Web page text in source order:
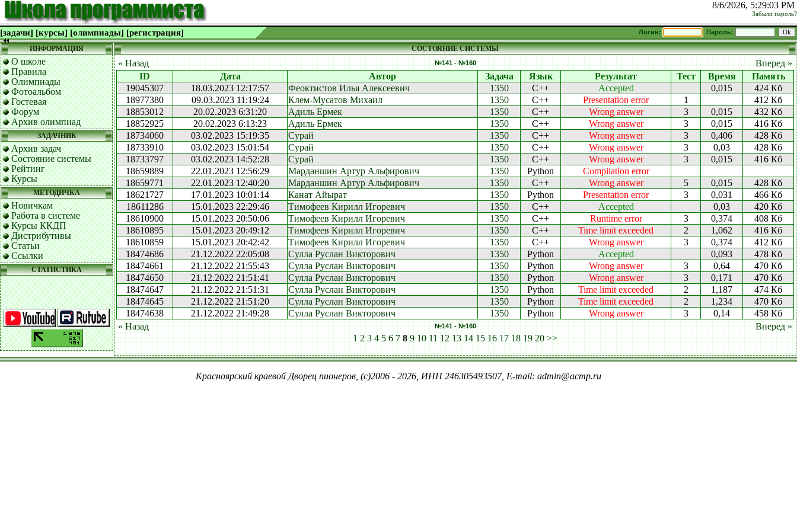
8/6/2026, 5:29:03 PM
Забыли пароль?
[задачи] [курсы] [олимпиады] [регистрация] Логин: Пароль:
ИНФОРМАЦИЯ
О школе
Правила
Олимпиады
Фотоальбом
Гостевая
Форум
Архив олимпиад
ЗАДАЧНИК
Архив задач
Состояние системы
Рейтинг
Курсы
МЕТОДИЧКА
Новичкам
Работа в системе
Курсы ККДП
Дистрибутивы
Статьи
Ссылки
СТАТИСТИКА
СОСТОЯНИЕ СИСТЕМЫ
« Назад №141 - №160
Вперед »
ID
Дата Автор Задача Язык Результат Тест Время
Память
19045307
18.03.2023 12:17:57 Феоктистов Илья Алексеевич 1350 C++ Accepted 0,015
424 Кб
18977380
09.03.2023 11:19:24 Клем-Мусатов Михаил 1350 C++ Presentation error 1
412 Кб
18853012
20.02.2023 6:31:20 Адиль Ермек 1350 C++ Wrong answer 3 0,015
432 Кб
18852925
20.02.2023 6:13:23 Адиль Ермек 1350 C++ Wrong answer 3 0,015
416 Кб
18734060
03.02.2023 15:19:35 Сурай 1350 C++ Wrong answer 3 0,406
428 Кб
18733910
03.02.2023 15:01:54 Сурай 1350 C++ Wrong answer 3 0,03
428 Кб
18733797
03.02.2023 14:52:28 Сурай 1350 C++ Wrong answer 3 0,015
416 Кб
18659889
22.01.2023 12:56:29 Марданшин Артур Альфирович 1350 Python
Compilation error
18659771
22.01.2023 12:40:20 Марданшин Артур Альфирович 1350 C++ Wrong answer 5 0,015
428 Кб
18621727
17.01.2023 10:01:14 Канат Айырат 1350 Python Presentation error 3 0,031
466 Кб
18611286
15.01.2023 22:29:46 Тимофеев Кирилл Игоревич 1350 C++ Accepted 0,03
420 Кб
18610900
15.01.2023 20:50:06 Тимофеев Кирилл Игоревич 1350 C++ Runtime error 3 0,374
408 Кб
18610895
15.01.2023 20:49:12 Тимофеев Кирилл Игоревич 1350 C++ Time limit exceeded 2 1,062
416 Кб
18610859
15.01.2023 20:42:42 Тимофеев Кирилл Игоревич 1350 C++ Wrong answer 3 0,374
412 Кб
18474686
21.12.2022 22:05:08 Сулла Руслан Викторович 1350 Python Accepted 0,093
478 Кб
18474661
21.12.2022 21:55:43 Сулла Руслан Викторович 1350 Python Wrong answer 3 0,64
470 Кб
18474650
21.12.2022 21:51:41 Сулла Руслан Викторович 1350 Python Wrong answer 3 0,171
470 Кб
18474647
21.12.2022 21:51:31 Сулла Руслан Викторович 1350 Python Time limit exceeded 2 1,187
474 Кб
18474645
21.12.2022 21:51:20 Сулла Руслан Викторович 1350 Python Time limit exceeded 2 1,234
470 Кб
18474638
21.12.2022 21:49:28 Сулла Руслан Викторович 1350 Python Wrong answer 3 0,14
458 Кб
« Назад
№141 - №160
Вперед »
1 2 3 4 5 6 7 8 9 10 11 12 13 14 15 16 17 18 19 20 >>
Красноярский краевой Дворец пионеров, (c)2006 - 2026, ИНН 246305493507, E-mail: admin@acmp.ru